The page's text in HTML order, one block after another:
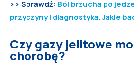
>> Sprawdź: Ból brzucha po
przyczyny i diagnostyka. Jakie
Czy gazy jelitowe
chorobę?